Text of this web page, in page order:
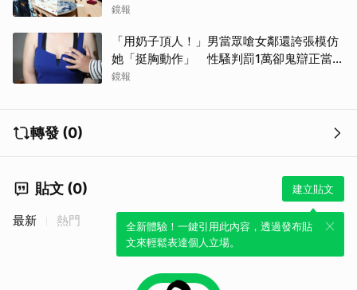
鏡報
「用奶子頂人！」男當眾嗆女鄰還誇張模仿
她「挺胸動作」 性騷判罰1萬卻鬼辯正當防
衛
鏡報
轉發 (0)
貼文 (0) 建立貼文
全新體驗！一鍵引用此內容，透過發布貼
文來輕鬆表達個人立場。
最新 熱門